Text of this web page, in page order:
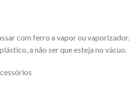
com ferro a vapor ou vaporizador.
a não ser que esteja no vácuo.